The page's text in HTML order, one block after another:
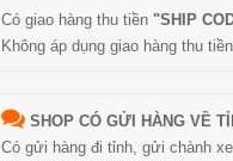
Có giao hàng thu tiền "SHIP
Không áp dụng giao hàng thu
SHOP CÓ GỬI HÀNG VỀ
Có gửi hàng đi tỉnh, gửi chành